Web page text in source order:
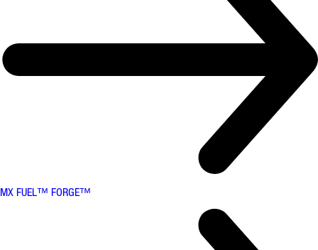
MX FUEL™ FORGE™